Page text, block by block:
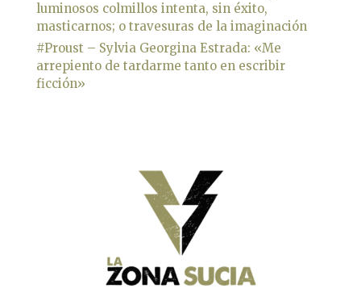
luminosos colmillos intenta, sin éxito,
masticarnos; o travesuras de la imaginación
#Proust – Sylvia Georgina Estrada: «Me
arrepiento de tardarme tanto en escribir
ficción»